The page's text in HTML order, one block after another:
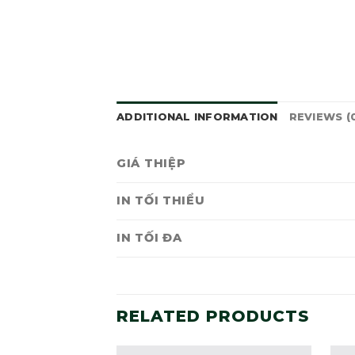
ADDITIONAL INFORMATION REVIEWS
GIÁ THIỆP
IN TỐI THIỂU
IN TỐI ĐA
RELATED PRODUCTS